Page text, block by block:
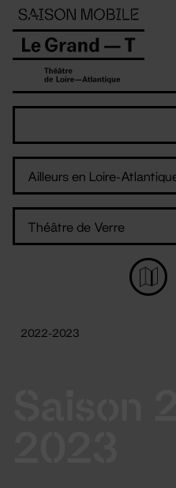
Panneau de gestion des cookies